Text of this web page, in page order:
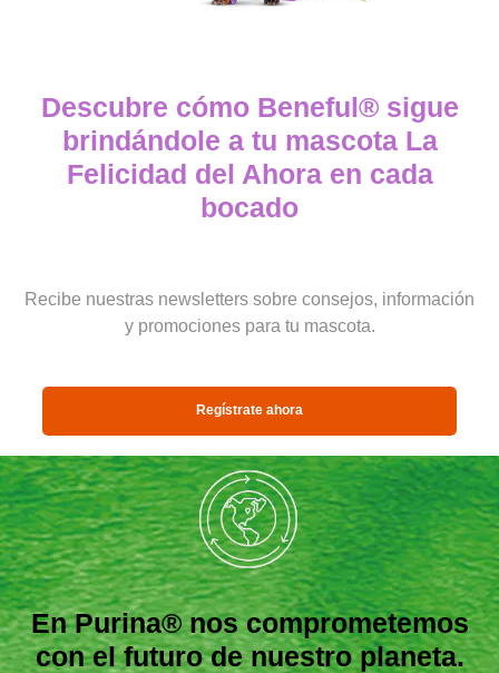
Descubre cómo Beneful® sigue
brindándole a tu mascota La
Felicidad del Ahora en cada
bocado
Recibe nuestras newsletters sobre consejos, información
y promociones para tu mascota.
Regístrate ahora
En Purina® nos comprometemos
con el futuro de nuestro planeta.